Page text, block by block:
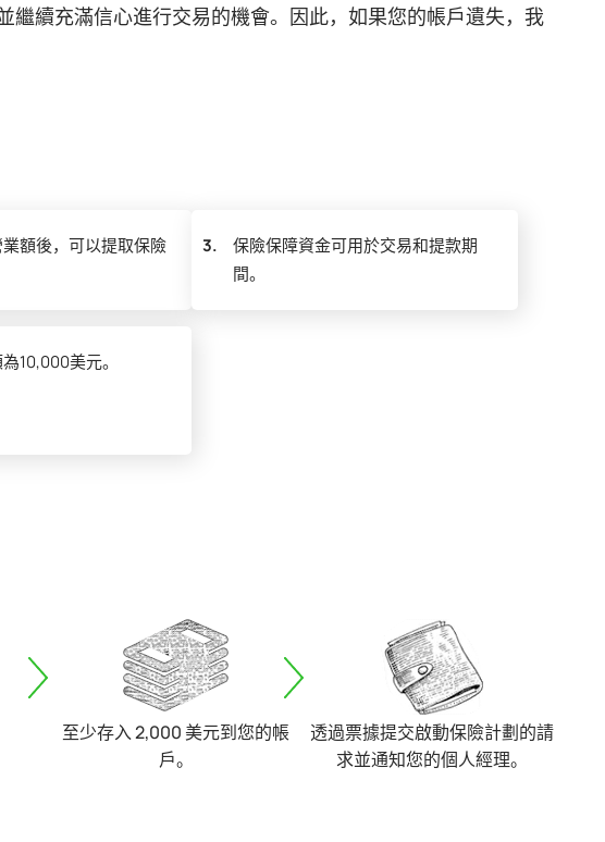
繼續充滿信心進行交易的機會。因此，如果您的帳戶遺失，我
額後，可以提取保險
3.
保險保障資金可用於交易和提款期
間。
10,000美元。
至少存入 2,000 美元到您的帳
戶。
透過票據提交啟動保險計劃的請
求並通知您的個人經理。